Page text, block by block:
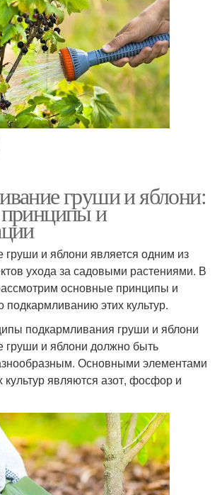
груши и яблони:
и
и яблони является одним из
ухода за садовыми растениями. В
основные принципы и
подкармливанию этих культур.
подкармливания груши и яблони
груши и яблони должно быть
Основными элементами
культур являются азот, фосфор и